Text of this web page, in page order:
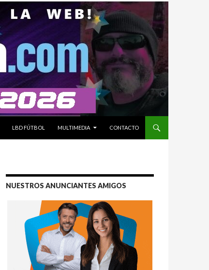
LBD FÚTBOL MULTIMEDIA CONTACTO
NUESTROS ANUNCIANTES AMIGOS